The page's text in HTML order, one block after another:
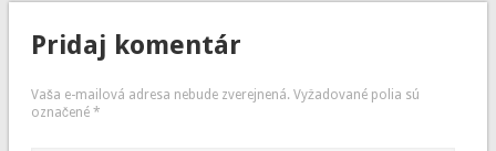
Pridaj komentár
Vaša e-mailová adresa nebude zverejnená. Vyžadované polia sú
označené *